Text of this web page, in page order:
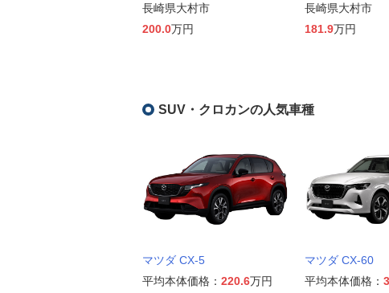
長崎県大村市
200.0万円
長崎県大村市
181.9万円
SUV・クロカンの人気車種
マツダ CX-5
平均本体価格： 220.6万円
マツダ CX-60
平均本体価格：